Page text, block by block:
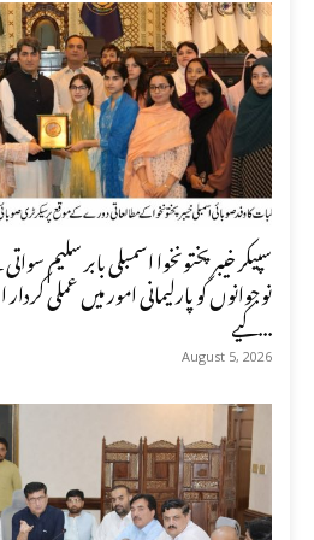
سپیکر خیبر پختونخوا اسمبلی بابر
نوجوانوں کو پارلیمانی امور میں عملی
کیے...
August 5, 2026